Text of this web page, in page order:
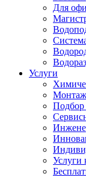
Для
Услуги
Монтаж
Подбор
Услуги